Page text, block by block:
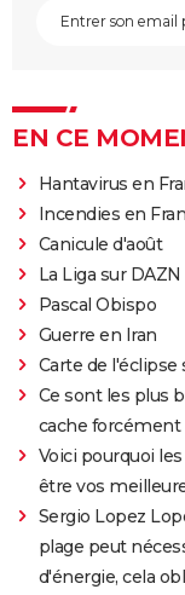
EN CE
Hantavirus en
Incendies en
Canicule d'août
La Liga sur DAZN
Pascal Obispo
Guerre en Iran
Carte de l'éclipse
Ce sont les plus
cache forcément
Voici pourquoi
être vos
Sergio Lopez
plage peut
d'énergie, cela